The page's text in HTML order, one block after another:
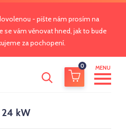
- pište nám prosím na
se vám věnovat hned, jak to bude
za pochopení.
0 MENU
kW